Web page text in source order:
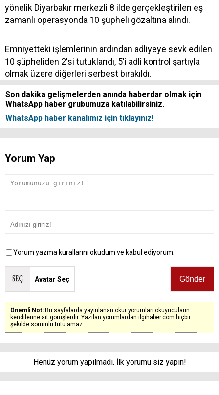
yönelik Diyarbakır merkezli 8 ilde gerçekleştirilen eş
zamanlı operasyonda 10 şüpheli gözaltına alındı.
Emniyetteki işlemlerinin ardından adliyeye sevk edilen
10 şüpheliden 2'si tutuklandı, 5'i adli kontrol şartıyla
olmak üzere diğerleri serbest bırakıldı.
Son dakika gelişmelerden anında haberdar olmak için
WhatsApp haber grubumuza katılabilirsiniz.
WhatsApp haber kanalımız için tıklayınız!
Yorum Yap
Yorum yazma kurallarını okudum ve kabul ediyorum.
Avatar Seç
Önemli Not: Bu sayfalarda yayınlanan okur yorumları okuyucuların
kendilerine ait görüşlerdir. Yazılan yorumlardan ilgihaber.com hiçbir
şekilde sorumlu tutulamaz.
Henüz yorum yapılmadı. İlk yorumu siz yapın!